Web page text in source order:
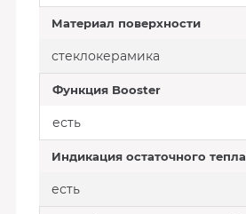
Материал поверхности
стеклокерамика
Функция Booster
есть
Индикация остаточного тепла
есть